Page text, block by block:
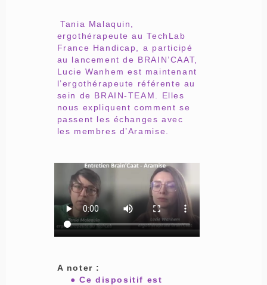
Tania Malaquin,
ergothérapeute au TechLab
France Handicap, a participé
au lancement de BRAIN’CAAT,
Lucie Wanhem est maintenant
l’ergothérapeute référente au
sein de BRAIN-TEAM. Elles
nous expliquent comment se
passent les échanges avec
les membres d’Aramise.
A noter :
● Ce dispositif est